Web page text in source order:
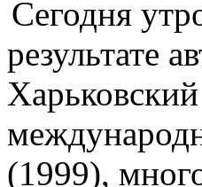
Сегодня
результате
(1999),